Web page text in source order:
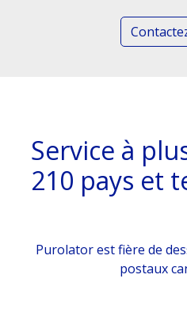
Service à
210 pays et
Purolator est fière de
postaux